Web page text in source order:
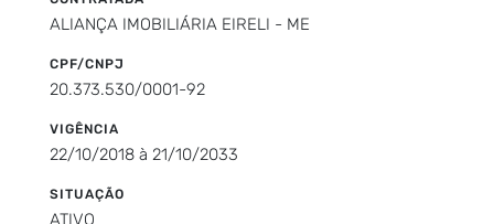
ALIANÇA IMOBILIÁRIA EIRELI - ME
CPF/CNPJ
20.373.530/0001-92
VIGÊNCIA
22/10/2018 à 21/10/2033
SITUAÇÃO
ATIVO